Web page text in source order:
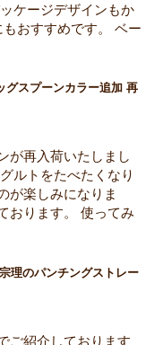
ケージデザインもか
おすすめです。 ベー
グスプーンカラー追加 再
が再入荷いたしまし
ルトをたべたくなり
が楽しみになりま
おります。 使ってみ
理のパンチングストレー
ご紹介しております